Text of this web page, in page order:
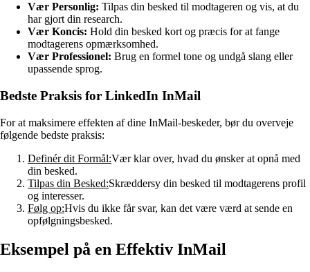
Vær Personlig: Tilpas din besked til modtageren og vis, at du
har gjort din research.
Vær Koncis: Hold din besked kort og præcis for at fange
modtagerens opmærksomhed.
Vær Professionel: Brug en formel tone og undgå slang eller
upassende sprog.
Bedste Praksis for LinkedIn InMail
For at maksimere effekten af dine InMail-beskeder, bør du overveje
følgende bedste praksis:
Definér dit Formål:Vær klar over, hvad du ønsker at opnå med
din besked.
Tilpas din Besked:Skræddersy din besked til modtagerens profil
og interesser.
Følg op:Hvis du ikke får svar, kan det være værd at sende en
opfølgningsbesked.
Eksempel på en Effektiv InMail